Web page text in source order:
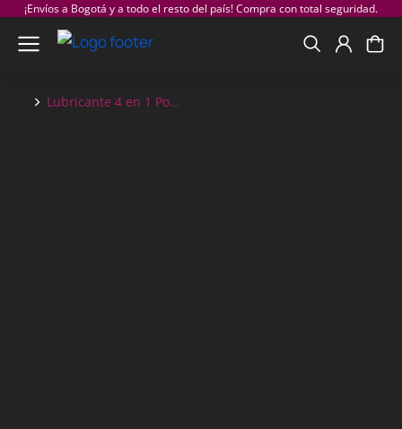
¡Envíos a Bogotá y a todo el resto del país! Compra con total seguridad.
You are here:
Lubricante 4 en 1 Po…